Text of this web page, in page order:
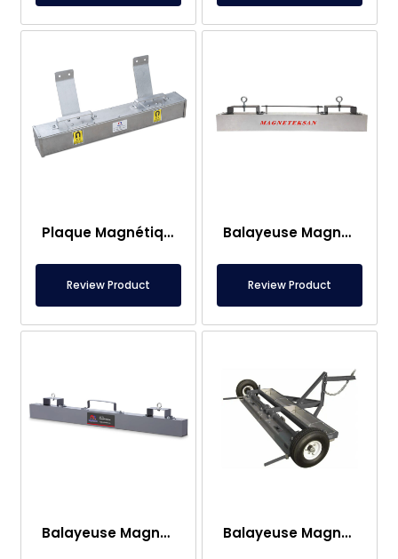
Plaque Magnétique pour Chariot Élévateur 1000×140×120 mm
Review Product
Balayeuse Magnétique 1200×140×140 mm pour Chariot Élévateur
Review Product
Balayeuse Magnétique 1400×140×100 mm pour Chariot Élévateur Balayeuse Magnétique 2000×250×50 mm pour le Nettoyage des Pistes d’Aéroport